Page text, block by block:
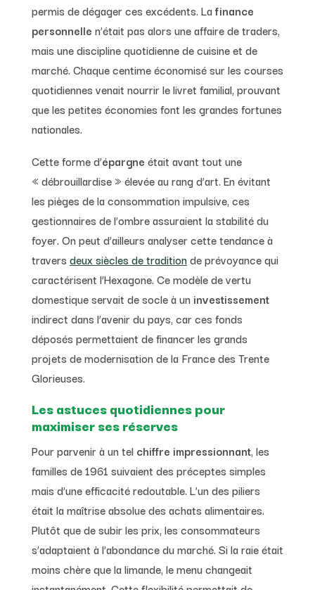
permis de dégager ces excédents. La finance
personnelle n’était pas alors une affaire de traders,
mais une discipline quotidienne de cuisine et de
marché. Chaque centime économisé sur les courses
quotidiennes venait nourrir le livret familial, prouvant
que les petites économies font les grandes fortunes
nationales.
Cette forme d’épargne était avant tout une
« débrouillardise » élevée au rang d’art. En évitant
les pièges de la consommation impulsive, ces
gestionnaires de l’ombre assuraient la stabilité du
foyer. On peut d’ailleurs analyser cette tendance à
travers deux siècles de traditionde prévoyance qui
caractérisent l’Hexagone. Ce modèle de vertu
domestique servait de socle à un investissement
indirect dans l’avenir du pays, car ces fonds
déposés permettaient de financer les grands
projets de modernisation de la France des Trente
Glorieuses.
Les astuces quotidiennes pour
maximiser ses réserves
Pour parvenir à un tel chiffre impressionnant, les
familles de 1961 suivaient des préceptes simples
mais d’une efficacité redoutable. L’un des piliers
était la maîtrise absolue des achats alimentaires.
Plutôt que de subir les prix, les consommateurs
s’adaptaient à l’abondance du marché. Si la raie était
moins chère que la limande, le menu changeait